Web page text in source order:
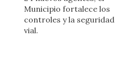
Municipio fortalece los
controles y la seguridad
vial.